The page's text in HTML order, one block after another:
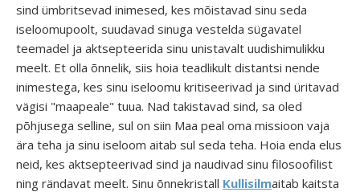
sind ümbritsevad inimesed, kes mõistavad sinu seda
iseloomupoolt, suudavad sinuga vestelda sügavatel
teemadel ja aktsepteerida sinu unistavalt uudishimulikku
meelt. Et olla õnnelik, siis hoia teadlikult distantsi nende
inimestega, kes sinu iseloomu kritiseerivad ja sind üritavad
vägisi "maapeale" tuua. Nad takistavad sind, sa oled
põhjusega selline, sul on siin Maa peal oma missioon vaja
ära teha ja sinu iseloom aitab sul seda teha. Hoia enda elus
neid, kes aktsepteerivad sind ja naudivad sinu filosoofilist
ning rändavat meelt. Sinu õnnekristall Kullisilmaitab kaitsta